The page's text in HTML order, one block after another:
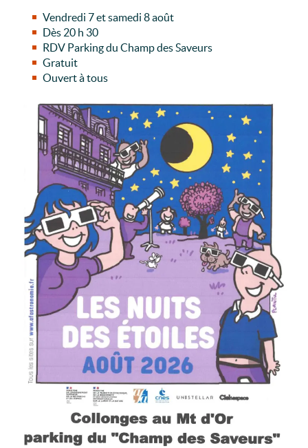
Vendredi 7 et samedi 8 août
Dès 20 h 30
RDV Parking du Champ des Saveurs
Gratuit
Ouvert à tous